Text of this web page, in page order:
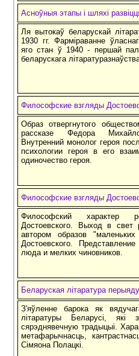
Асноўныя этапы і шляхі
Ля вытокаў беларускай
1930 гг. Фарміраванне
яго стан ў 1940 - першай
беларускага
Философские взгляды
Образ отвергнутого
рассказе Федора
Внутренний монолог героя
психологии героя в его
одиночество героя.
Философские взгляды
Философский характер
Достоевского. Выход в
автором образов
Достоевского.
люда и мелких чиновников.
Беларуская літаратура
З'яўленне барока як
літаратуры Беларусі,
сярэднявечную традыцыі.
метафарычнасць,
Сімяона Полацкі.